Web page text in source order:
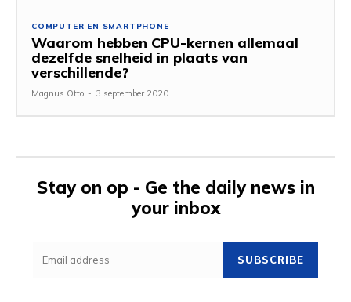
COMPUTER EN SMARTPHONE
Waarom hebben CPU-kernen allemaal
dezelfde snelheid in plaats van
verschillende?
Magnus Otto - 3 september 2020
Stay on op - Ge the daily news in
your inbox
SUBSCRIBE